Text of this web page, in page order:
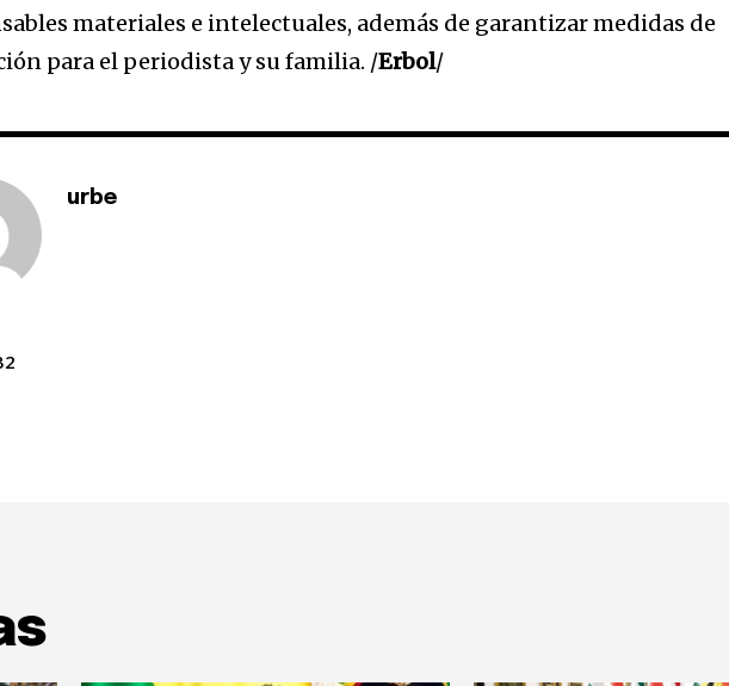
materiales e intelectuales, además de garantizar medidas de
para el periodista y su familia. /Erbol/
urbe